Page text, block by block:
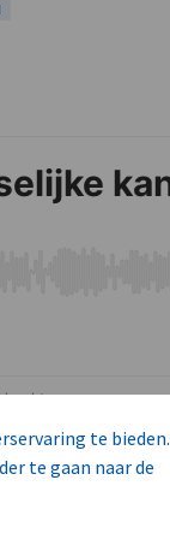
te bieden.
te gaan naar de